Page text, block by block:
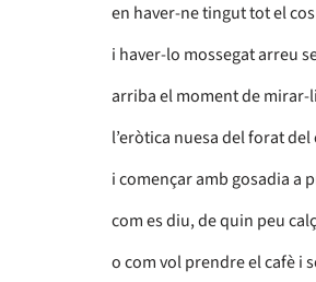
en haver-ne tingut tot el
i haver-lo mossegat arreu
arriba el moment de mirar-
l’eròtica nuesa del forat del
i començar amb gosadia a
com es diu, de quin peu
o com vol prendre el cafè i